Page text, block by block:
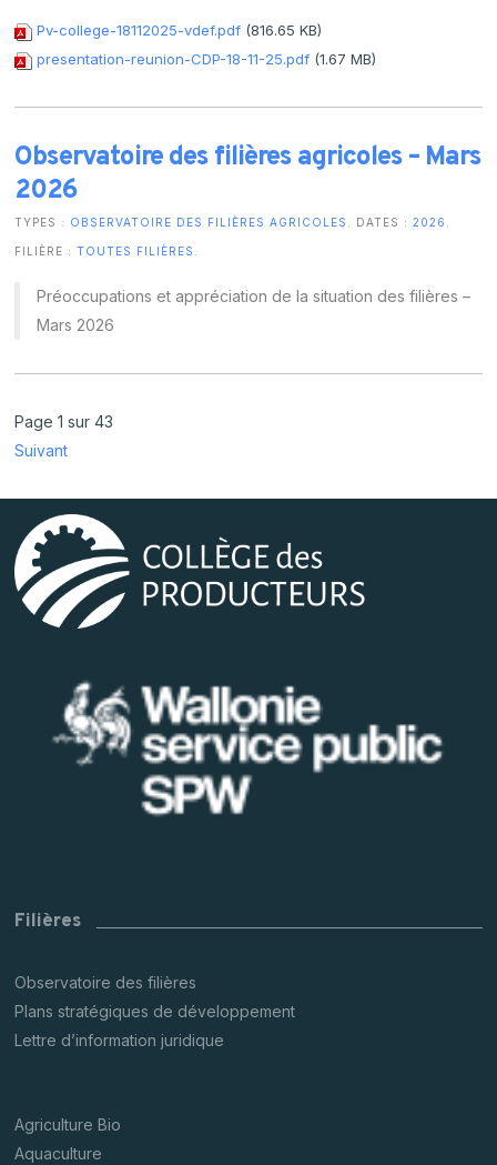
Pv-college-18112025-vdef.pdf (816.65 KB)
presentation-reunion-CDP-18-11-25.pdf (1.67 MB)
Observatoire des filières agricoles – Mars
2026
TYPES : OBSERVATOIRE DES FILIÈRES AGRICOLES . DATES :2026
FILIÈRE :TOUTES FILIÈRES
Préoccupations et appréciation de la situation des filières –
Mars 2026
Page 1 sur 43
Suivant
Filières
Observatoire des filières
Plans stratégiques de développement
Lettre d’information juridique
Agriculture Bio
Aquaculture